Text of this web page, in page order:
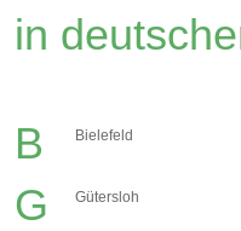
in
B Bielefeld
G Gütersloh